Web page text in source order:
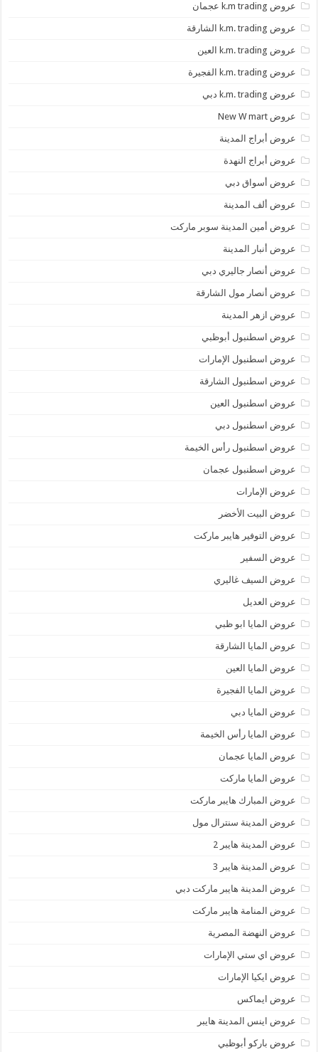
عروض k.m trading عجمان
عروض k.m. trading الشارقة
عروض k.m. trading العين
عروض k.m. trading الفجيرة
عروض k.m. trading دبي
عروض New W mart
عروض أبراج المدينة
عروض أبراج النهدة
عروض أسواق دبي
عروض ألف المدينة
عروض أمين المدينة سوبر ماركت
عروض أنبار المدينة
عروض أنصار جاليري دبي
عروض أنصار مول الشارقة
عروض ازهر المدينة
عروض اسطنبول أبوظبي
عروض اسطنبول الإمارات
عروض اسطنبول الشارقة
عروض اسطنبول العين
عروض اسطنبول دبي
عروض اسطنبول رأس الخيمة
عروض اسطنبول عجمان
عروض الإمارات
عروض البيت الأخضر
عروض التوفير هايبر ماركت
عروض السفير
عروض السيف غاليري
عروض العديل
عروض المايا ابو ظبي
عروض المايا الشارقة
عروض المايا العين
عروض المايا الفجيرة
عروض المايا دبي
عروض المايا رأس الخيمة
عروض المايا عجمان
عروض المايا ماركت
عروض المبارك هايبر ماركت
عروض المدينة سنترال مول
عروض المدينة هايبر 2
عروض المدينة هايبر 3
عروض المدينة هايبر ماركت دبي
عروض المنامة هايبر ماركت
عروض النهضة المصرية
عروض اي ستي الإمارات
عروض ايكيا الإمارات
عروض ايماكس
عروض اينس المدينة هايبر
عروض باركو أبوظبي